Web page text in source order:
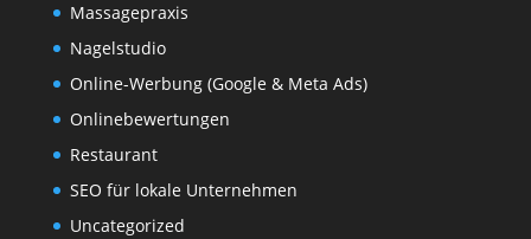
Massagepraxis
Nagelstudio
Online-Werbung (Google & Meta Ads)
Onlinebewertungen
Restaurant
SEO für lokale Unternehmen
Uncategorized